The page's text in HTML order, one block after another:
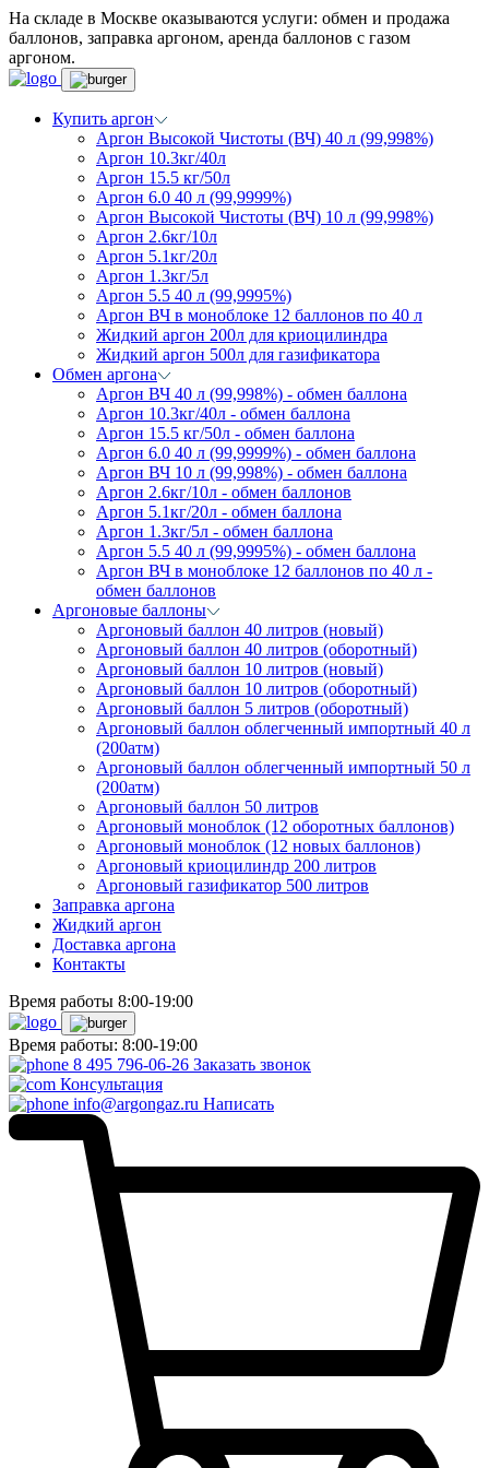
На складе в Москве оказываются услуги: обмен и продажа
баллонов, заправка аргоном, аренда баллонов с газом
аргоном.
Купить аргон
Аргон Высокой Чистоты (ВЧ) 40 л (99,998%)
Аргон 10.3кг/40л
Аргон 15.5 кг/50л
Аргон 6.0 40 л (99,9999%)
Аргон Высокой Чистоты (ВЧ) 10 л (99,998%)
Аргон 2.6кг/10л
Аргон 5.1кг/20л
Аргон 1.3кг/5л
Аргон 5.5 40 л (99,9995%)
Аргон ВЧ в моноблоке 12 баллонов по 40 л
Жидкий аргон 200л для криоцилиндра
Жидкий аргон 500л для газификатора
Обмен аргона
Аргон ВЧ 40 л (99,998%) - обмен баллона
Аргон 10.3кг/40л - обмен баллона
Аргон 15.5 кг/50л - обмен баллона
Аргон 6.0 40 л (99,9999%) - обмен баллона
Аргон ВЧ 10 л (99,998%) - обмен баллона
Аргон 2.6кг/10л - обмен баллонов
Аргон 5.1кг/20л - обмен баллона
Аргон 1.3кг/5л - обмен баллона
Аргон 5.5 40 л (99,9995%) - обмен баллона
Аргон ВЧ в моноблоке 12 баллонов по 40 л -
обмен баллонов
Аргоновые баллоны
Аргоновый баллон 40 литров (новый)
Аргоновый баллон 40 литров (оборотный)
Аргоновый баллон 10 литров (новый)
Аргоновый баллон 10 литров (оборотный)
Аргоновый баллон 5 литров (оборотный)
Аргоновый баллон облегченный импортный 40 л
(200атм)
Аргоновый баллон облегченный импортный 50 л
(200атм)
Аргоновый баллон 50 литров
Аргоновый моноблок (12 оборотных баллонов)
Аргоновый моноблок (12 новых баллонов)
Аргоновый криоцилиндр 200 литров
Аргоновый газификатор 500 литров
Заправка аргона
Жидкий аргон
Доставка аргона
Контакты
Время работы 8:00-19:00
Время работы: 8:00-19:00
8 495 796-06-26 Заказать звонок
Консультация
info@argongaz.ru Написать